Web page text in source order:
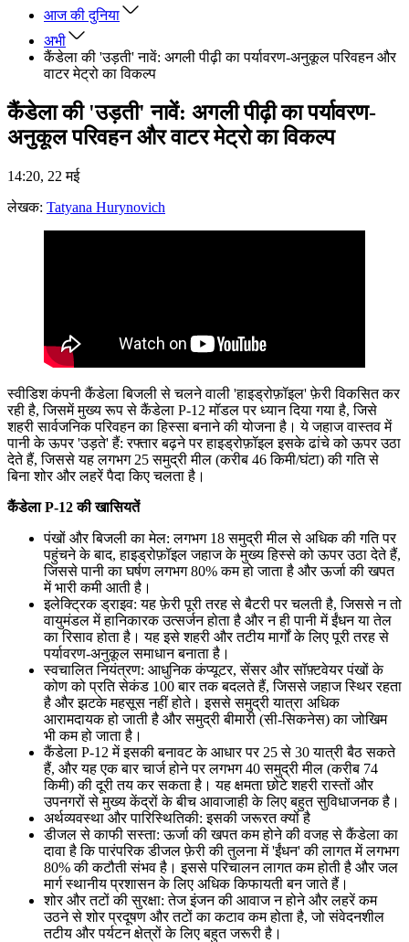
आज की दुनिया
अभी
कैंडेला की 'उड़ती' नावें: अगली पीढ़ी का पर्यावरण-अनुकूल परिवहन और
वाटर मेट्रो का विकल्प
कैंडेला की 'उड़ती' नावें: अगली पीढ़ी का पर्यावरण-
अनुकूल परिवहन और वाटर मेट्रो का विकल्प
14:20, 22 मई
लेखक: Tatyana Hurynovich
स्वीडिश कंपनी कैंडेला बिजली से चलने वाली 'हाइड्रोफ़ॉइल' फ़ेरी विकसित कर
रही है, जिसमें मुख्य रूप से कैंडेला P-12 मॉडल पर ध्यान दिया गया है, जिसे
शहरी सार्वजनिक परिवहन का हिस्सा बनाने की योजना है। ये जहाज वास्तव में
पानी के ऊपर 'उड़ते' हैं: रफ्तार बढ़ने पर हाइड्रोफ़ॉइल इसके ढांचे को ऊपर उठा
देते हैं, जिससे यह लगभग 25 समुद्री मील (करीब 46 किमी/घंटा) की गति से
बिना शोर और लहरें पैदा किए चलता है।
कैंडेला P-12 की खासियतें
पंखों और बिजली का मेल: लगभग 18 समुद्री मील से अधिक की गति पर
पहुंचने के बाद, हाइड्रोफ़ॉइल जहाज के मुख्य हिस्से को ऊपर उठा देते हैं,
जिससे पानी का घर्षण लगभग 80% कम हो जाता है और ऊर्जा की खपत
में भारी कमी आती है।
इलेक्ट्रिक ड्राइव: यह फ़ेरी पूरी तरह से बैटरी पर चलती है, जिससे न तो
वायुमंडल में हानिकारक उत्सर्जन होता है और न ही पानी में ईंधन या तेल
का रिसाव होता है। यह इसे शहरी और तटीय मार्गों के लिए पूरी तरह से
पर्यावरण-अनुकूल समाधान बनाता है।
स्वचालित नियंत्रण: आधुनिक कंप्यूटर, सेंसर और सॉफ़्टवेयर पंखों के
कोण को प्रति सेकंड 100 बार तक बदलते हैं, जिससे जहाज स्थिर रहता
है और झटके महसूस नहीं होते। इससे समुद्री यात्रा अधिक
आरामदायक हो जाती है और समुद्री बीमारी (सी-सिकनेस) का जोखिम
भी कम हो जाता है।
कैंडेला P-12 में इसकी बनावट के आधार पर 25 से 30 यात्री बैठ सकते
हैं, और यह एक बार चार्ज होने पर लगभग 40 समुद्री मील (करीब 74
किमी) की दूरी तय कर सकता है। यह क्षमता छोटे शहरी रास्तों और
उपनगरों से मुख्य केंद्रों के बीच आवाजाही के लिए बहुत सुविधाजनक है।
अर्थव्यवस्था और पारिस्थितिकी: इसकी जरूरत क्यों है
डीजल से काफी सस्ता: ऊर्जा की खपत कम होने की वजह से कैंडेला का
दावा है कि पारंपरिक डीजल फ़ेरी की तुलना में 'ईंधन' की लागत में लगभग
80% की कटौती संभव है। इससे परिचालन लागत कम होती है और जल
मार्ग स्थानीय प्रशासन के लिए अधिक किफायती बन जाते हैं।
शोर और तटों की सुरक्षा: तेज इंजन की आवाज न होने और लहरें कम
उठने से शोर प्रदूषण और तटों का कटाव कम होता है, जो संवेदनशील
तटीय और पर्यटन क्षेत्रों के लिए बहुत जरूरी है।